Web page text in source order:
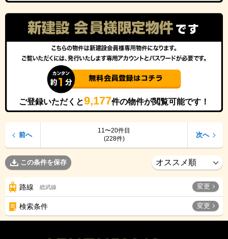
ご登録いただくと9,177件の物件が閲覧可能です！
11〜20件目
(228件)
前へ 次へ
この条件を保存
路線 総武線 変更
検索条件 変更